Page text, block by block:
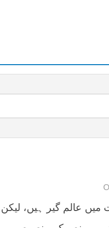
میں عالم گیر ہیں،